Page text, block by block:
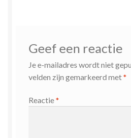
Geef een reactie
Je e-mailadres wordt niet
velden zijn gemarkeerd met*
Reactie*